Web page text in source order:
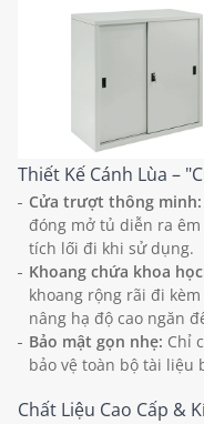
Thiết Kế Cánh Lùa –
Cửa trượt thông minh:
đóng mở tủ diễn ra
tích lối đi khi sử dụng.
Khoang chứa khoa
khoang rộng rãi đi kèm
nâng hạ độ cao ngăn
Bảo mật gọn nhẹ: Chỉ
bảo vệ toàn bộ tài liệu
Chất Liệu Cao Cấp &